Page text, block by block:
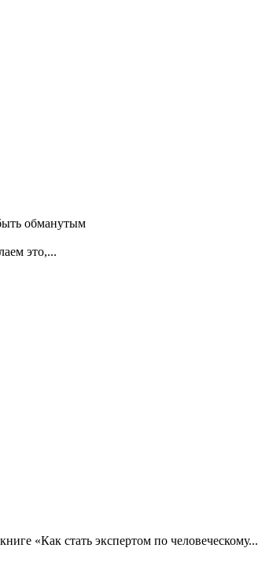
обманутым
это,...
«Как стать экспертом по человеческому...